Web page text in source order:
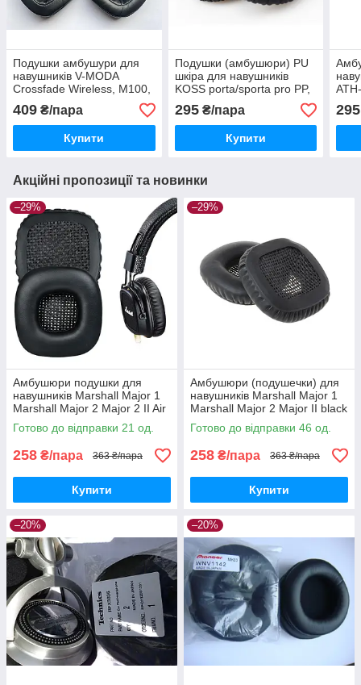
Подушки амбушури для
навушників V-MODA
Crossfade Wireless, M100,
LP, LP2
409 ₴/пара
Купити
Подушки (амбушюри) PU
шкіра для навушників
KOSS porta/sporta pro PP,
PX200 PX100 PX80
KSC11, KSC17, KSC75,
KTX
295₴/пара
Купити
295
Акційні пропозиції та новинки
–29%
Амбушюри подушки для
навушників Marshall Major 1
Marshall Major 2 Major 2 II Air
Music Go Play Black
Готово до відправки 21 од.
258 ₴/пара 363 ₴/пара
Купити
–29%
Амбушюри (подушечки) для
навушників Marshall Major 1
Marshall Major 2 Major II black
Готово до відправки 46 од.
258 ₴/пара 363 ₴/пара
Купити
–20% –20%